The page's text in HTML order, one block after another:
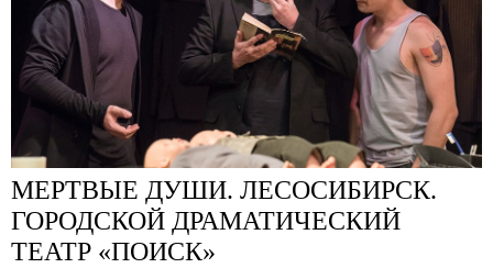
МЕРТВЫЕ ДУШИ. ЛЕСОСИБИРСК.
ГОРОДСКОЙ ДРАМАТИЧЕСКИЙ
ТЕАТР «ПОИСК»